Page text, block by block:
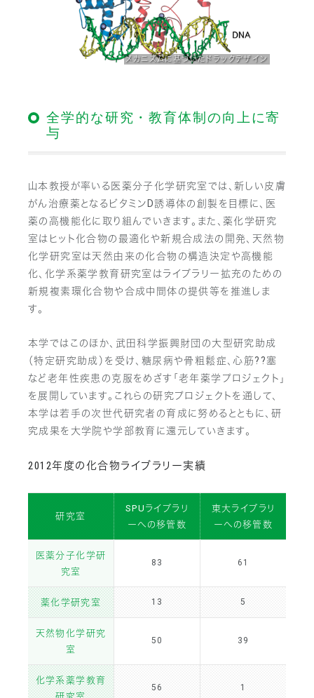
メカニズムに基づいたドラックデザイン
全学的な研究・教育体制の向上に寄
与
山本教授が率いる医薬分子化学研究室では、新しい皮膚
がん治療薬となるビタミンD誘導体の創製を目標に、医
薬の高機能化に取り組んでいきます。また、薬化学研究
室はヒット化合物の最適化や新規合成法の開発、天然物
化学研究室は天然由来の化合物の構造決定や高機能
化、化学系薬学教育研究室はライブラリー拡充のための
新規複素環化合物や合成中間体の提供等を推進しま
す。
本学ではこのほか、武田科学振興財団の大型研究助成
（特定研究助成）を受け、糖尿病や骨粗鬆症、心筋??塞
など老年性疾患の克服をめざす「老年薬学プロジェクト」
を展開しています。これらの研究プロジェクトを通して、
本学は若手の次世代研究者の育成に努めるとともに、研
究成果を大学院や学部教育に還元していきます。
2012年度の化合物ライブラリー実績
研究室
SPUライブラリ
ーへの移管数
東大ライブラリ
ーへの移管数
医薬分子化学研
究室
83 61
薬化学研究室 13 5
天然物化学研究
室
50 39
化学系薬学教育
56 1